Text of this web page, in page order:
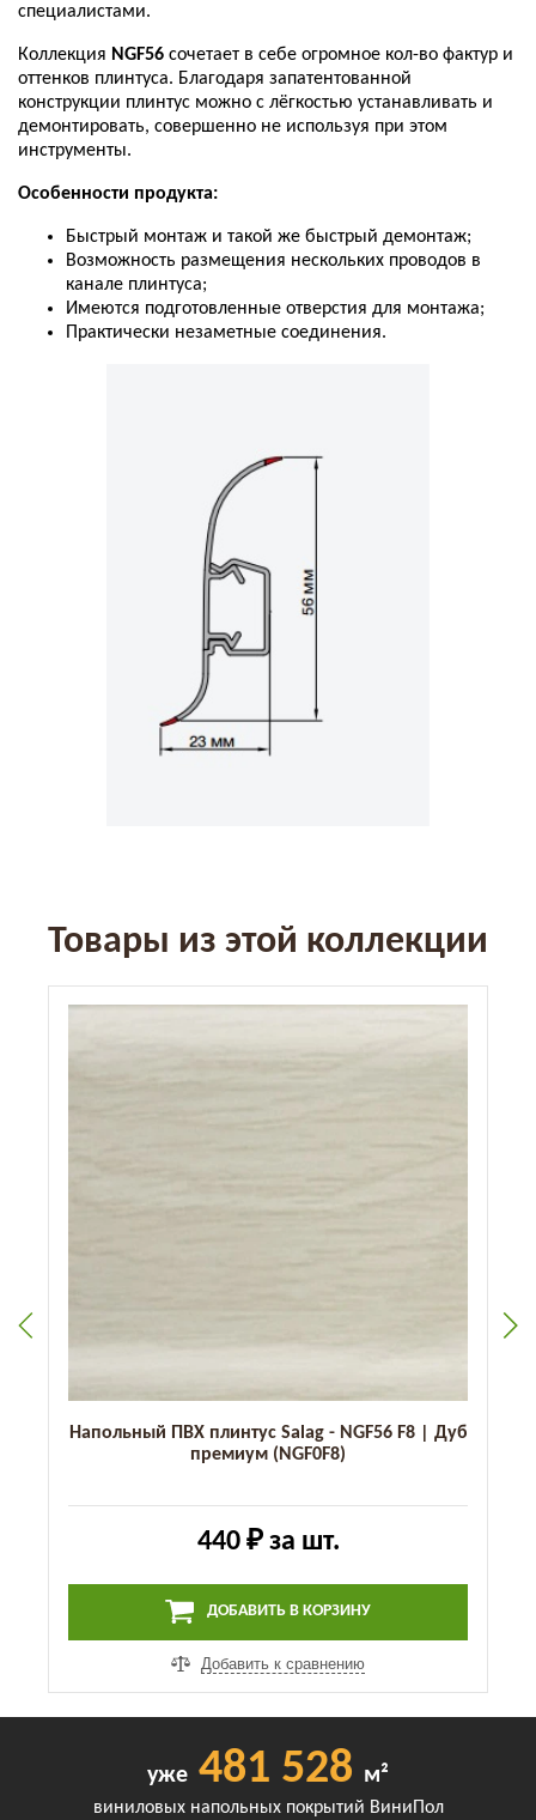
специалистами.
Коллекция NGF56 сочетает в себе огромное кол-во фактур и
оттенков плинтуса. Благодаря запатентованной
конструкции плинтус можно с лёгкостью устанавливать и
демонтировать, совершенно не используя при этом
инструменты.
Особенности продукта:
Быстрый монтаж и такой же быстрый демонтаж;
Возможность размещения нескольких проводов в
канале плинтуса;
Имеются подготовленные отверстия для монтажа;
Практически незаметные соединения.
Товары из этой коллекции
Напольный ПВХ плинтус Salag - NGF56 F8 | Дуб
премиум (NGF0F8)
440 ₽за шт.
ДОБАВИТЬ В КОРЗИНУ
Добавить к сравнению
уже 481 528 м²
виниловых напольных покрытий ВиниПол